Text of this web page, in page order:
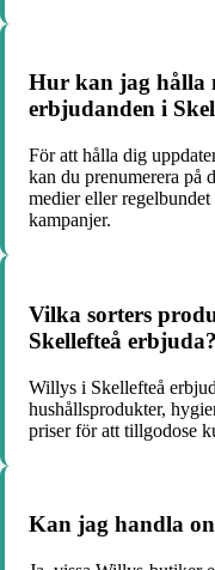
Hur kan jag hålla
erbjudanden i
För att hålla dig
kan du prenumerera på
medier eller
kampanjer.
Vilka sorters
Skellefteå erbjuda?
Willys i Skellefteå
hushållsprodukter,
priser för att tillgodose
Kan jag handla